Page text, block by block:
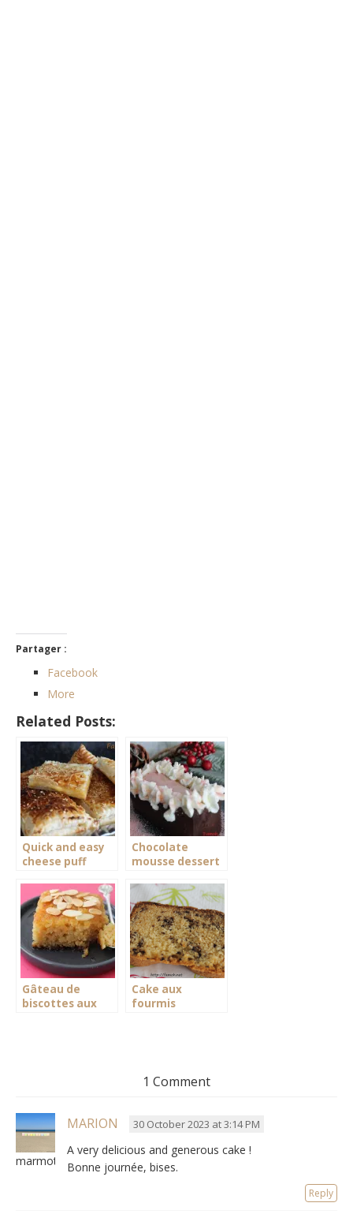
Partager :
Facebook
More
Related Posts:
Quick and easy
cheese puff
Chocolate
mousse dessert
Gâteau de
biscottes aux
Cake aux
fourmis
1 Comment
marmottemarion
MARION 30 October 2023 at 3:14 PM
A very delicious and generous cake !
Bonne journée, bises.
Reply